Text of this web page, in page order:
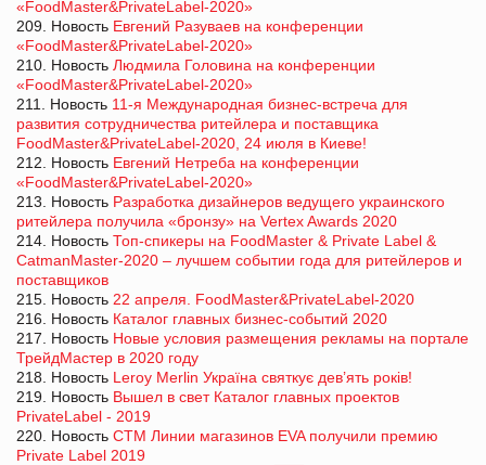
«FoodMaster&PrivateLabel-2020»
209. Новость Евгений Разуваев на конференции
«FoodMaster&PrivateLabel-2020»
210. Новость Людмила Головина на конференции
«FoodMaster&PrivateLabel-2020»
211. Новость 11-я Международная бизнес-встреча для
развития сотрудничества ритейлера и поставщика
FoodMaster&PrivateLabel-2020, 24 июля в Киеве!
212. Новость Евгений Нетреба на конференции
«FoodMaster&PrivateLabel-2020»
213. Новость Разработка дизайнеров ведущего украинского
ритейлера получила «бронзу» на Vertex Awards 2020
214. Новость Топ-спикеры на FoodMaster & Private Label &
CatmanMaster-2020 – лучшем событии года для ритейлеров и
поставщиков
215. Новость 22 апреля. FoodMaster&PrivateLabel-2020
216. Новость Каталог главных бизнес-событий 2020
217. Новость Новые условия размещения рекламы на портале
ТрейдМастер в 2020 году
218. Новость Leroy Merlin Україна святкує дев’ять років!
219. Новость Вышел в свет Каталог главных проектов
PrivateLabel - 2019
220. Новость СТМ Линии магазинов EVA получили премию
Private Label 2019